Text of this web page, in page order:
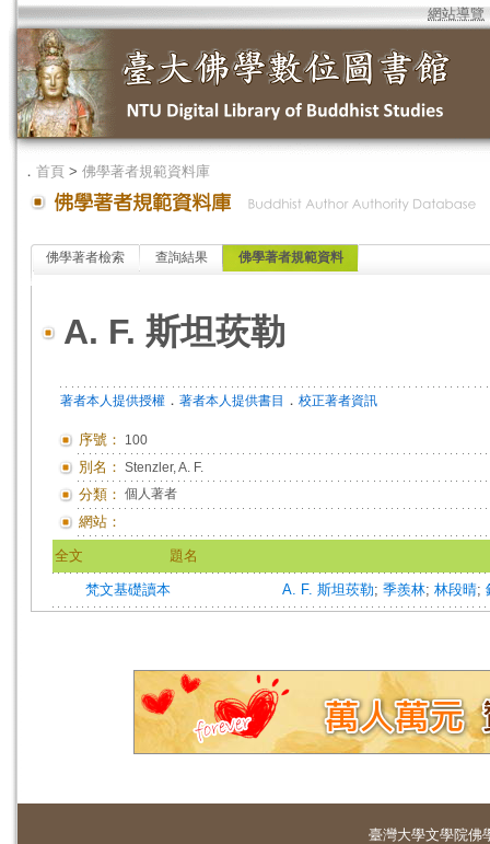
網站導覽
． 首頁 > 佛學著者規範資料庫
佛學著者檢索 查詢結果 佛學著者規範資料
A. F. 斯坦莰勒
著者本人提供授權 ． 著者本人提供書目 ． 校正著者資訊
序號： 100
別名： Stenzler, A. F.
分類： 個人著者
網站：
全文 題名
梵文基礎讀本 A. F. 斯坦莰勒; 季羨林; 林段晴;
臺灣大學文學院佛